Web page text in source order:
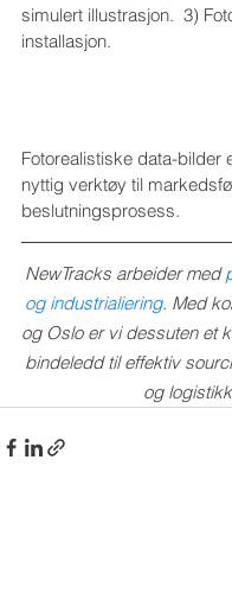
simulert illustrasjon.  3)
installasjon.
Fotorealistiske data-bilder
nyttig verktøy til
beslutningsprosess.
NewTracks arbeider med
og industrialiering. Med
og Oslo er vi dessuten et
bindeledd til effektiv
og